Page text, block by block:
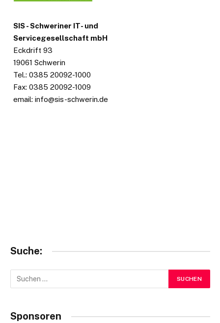
SIS - Schweriner IT- und
Servicegesellschaft mbH
Eckdrift 93
19061 Schwerin
Tel.: 0385 20092-1000
Fax: 0385 20092-1009
email: info@sis-schwerin.de
Suche:
Sponsoren